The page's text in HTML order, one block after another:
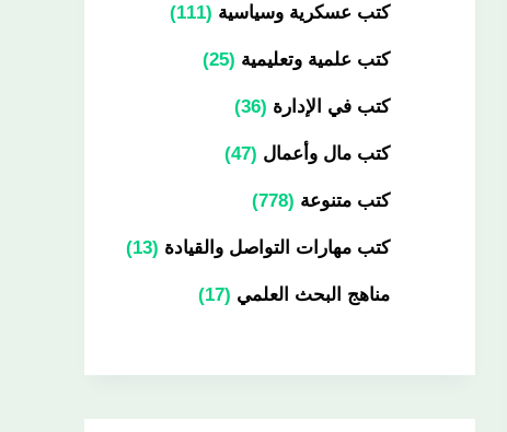
كتب عسكرية وسياسية 111
كتب علمية وتعليمية 25
كتب في الإدارة 36
كتب مال وأعمال 47
كتب متنوعة 778
كتب مهارات التواصل والقيادة 13
مناهج البحث العلمي 17